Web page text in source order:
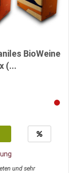
BioWeine
(...
und sehr